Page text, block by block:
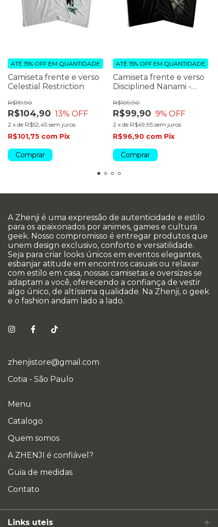
Camiseta frente e verso
Celestial Restriction
R$104,90
R$119,90
13% OFF
2 x de R$52,45 sem juros
ATÉ 15% OFF EM QUANTIDADE
R$101,75 com Pix
Comprar
Camiseta frente e verso
Disciplined Nanami -
R$99,90
R$109,90
9% OFF
2 x de R$49,95 sem juros
ATÉ 15% OFF EM QUANTIDADE
R$96,90 com Pix
Comprar
A Zhenji é uma expressão de autenticidade e estilo
para os apaixonados por animes, games e cultura
geek. Nosso compromisso é entregar produtos que
unem design exclusivo, conforto e versatilidade.
Seja para criar looks únicos em eventos elegantes,
esbanjar atitude em encontros casuais ou relaxar
com estilo em casa, nossas camisetas e oversizes se
adaptam a você, oferecendo a confiança de vestir
algo único, de altíssima qualidade. Na Zhenji, o geek
e o fashion andam lado a lado.
zhenjistore@gmail.com
Cotia - São Paulo
Menu
Catalogo
Quem somos
A ZHENJI é confiável?
Guia de medidas
Contato
Links uteis